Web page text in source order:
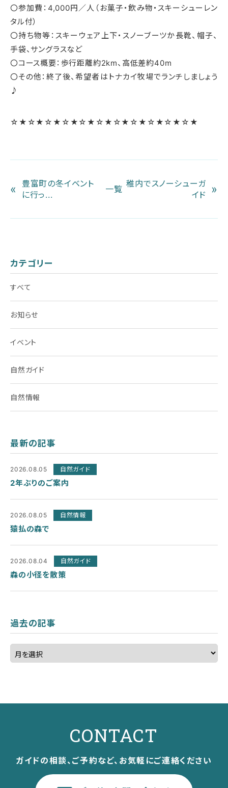
〇参加費：4,000円／人（お菓子・飲み物・スキーシューレン
タル付）
〇持ち物等：スキーウェア上下・スノーブーツか長靴、帽子、
手袋、サングラスなど
〇コース概要：歩行距離約2km、高低差約40m
〇その他：終了後、希望者はトナカイ牧場でランチしましょう
♪
☆★☆★☆★☆★☆★☆★☆★☆★☆★☆★☆★
«
豊富町の冬イベント
に行っ...
一覧
稚内でスノーシューガ
イド
»
カテゴリー
すべて
お知らせ
イベント
自然ガイド
自然情報
最新の記事
2026.08.05 自然ガイド
2年ぶりのご案内
2026.08.05 自然情報
猿払の森で
2026.08.04 自然ガイド
森の小径を散策
過去の記事
CONTACT
ガイドの相談、ご予約など、お気軽にご連絡ください